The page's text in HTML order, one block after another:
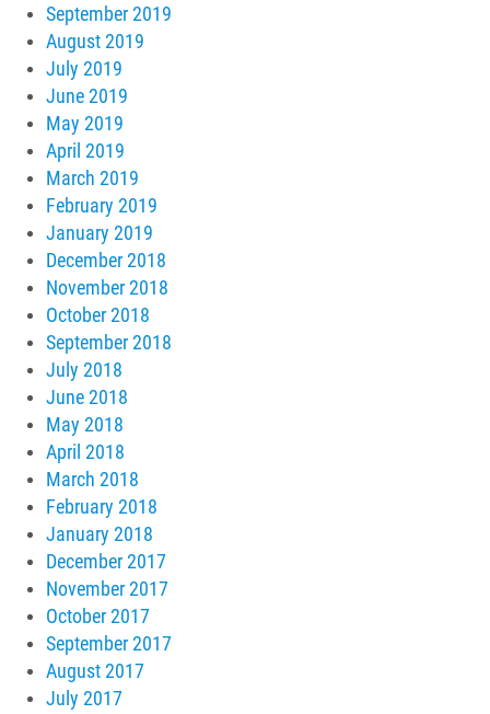
September 2019
August 2019
July 2019
June 2019
May 2019
April 2019
March 2019
February 2019
January 2019
December 2018
November 2018
October 2018
September 2018
July 2018
June 2018
May 2018
April 2018
March 2018
February 2018
January 2018
December 2017
November 2017
October 2017
September 2017
August 2017
July 2017